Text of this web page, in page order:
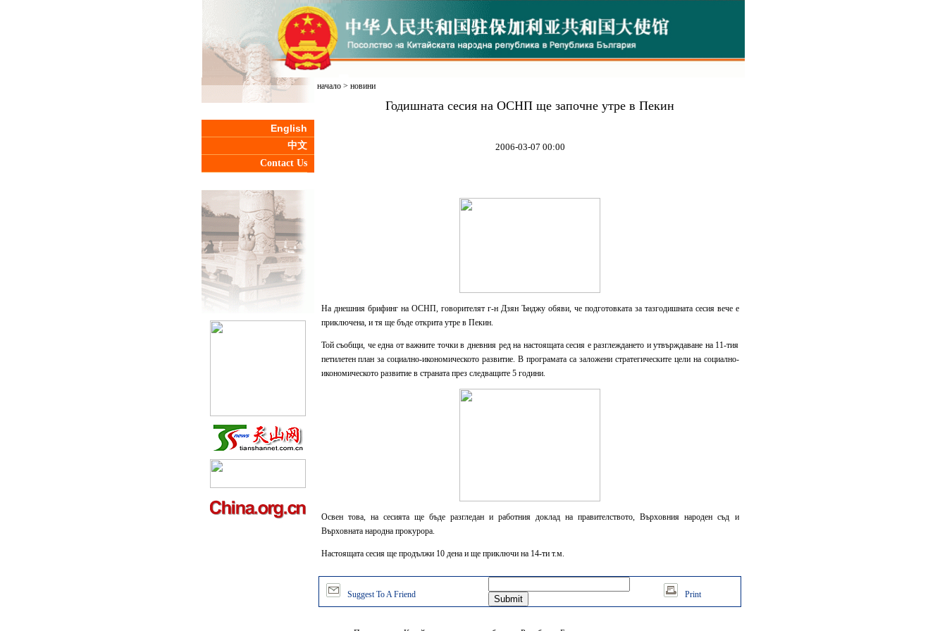
English
中文
Contact Us
начало> новини
Годишната сесия на ОСНП ще започне утре в Пекин
2006-03-07 00:00
На днешния брифинг на ОСНП, говорителят г-н Дзян Ънджу обяви, че подготовката за тазгодишната сесия вече е
приключена, и тя ще бъде открита утре в Пекин.
Той съобщи, че една от важните точки в дневния ред на настоящата сесия е разглеждането и утвърждаване на 11-тия
петилетен план за социално-икономическото развитие. В програмата са заложени стратегическите цели на социално-
икономическото развитие в страната през следващите 5 години.
Освен това, на сесията ще бъде разгледан и работния доклад на правителството, Върховния народен съд и
Върховната народна прокурора.
Настоящата сесия ще продължи 10 дена и ще приключи на 14-ти т.м.
Suggest To A Friend Print